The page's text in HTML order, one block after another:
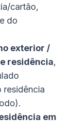
cartão,
do
exterior /
residência,
residência
em